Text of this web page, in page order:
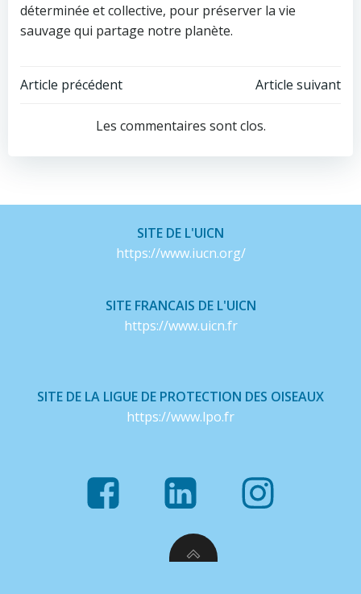
déterminée et collective, pour préserver la vie
sauvage qui partage notre planète.
Navigation
l’article
Article précédent
Navigation
de
l’article
Article suivant
Les commentaires sont clos.
SITE DE L'UICN
https://www.iucn.org/
SITE FRANCAIS DE L'UICN
https://www.uicn.fr
SITE DE LA LIGUE DE PROTECTION DES OISEAUX
https://www.lpo.fr